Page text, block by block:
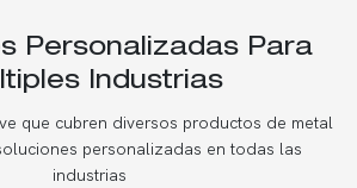
Personalizadas Para
Industrias
que cubren diversos productos de metal
personalizadas en todas las
industrias